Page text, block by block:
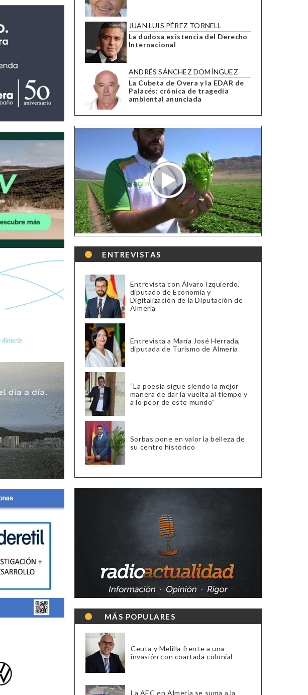
JUAN LUIS PÉREZ TORNELL
La dudosa existencia del Derecho
Internacional
ANDRÉS SÁNCHEZ DOMÍNGUEZ
La Cubeta de Overa y la EDAR de
Palacés: crónica de tragedia
ambiental anunciada
ENTREVISTAS
Entrevista con Álvaro Izquierdo,
diputado de Economía y
Digitalización de la Diputación de
Almería
Entrevista a María José Herrada,
diputada de Turismo de Almería
“La poesía sigue siendo la mejor
manera de dar la vuelta al tiempo y
a lo peor de este mundo”
Sorbas pone en valor la belleza de
su centro histórico
MÁS POPULARES
Ceuta y Melilla frente a una
invasión con coartada colonial
La AEC en Almería se suma a la